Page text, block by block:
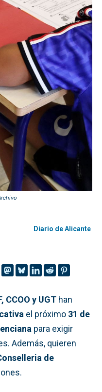
Diario de Alicante
CCOO y UGT han
el próximo 31 de
para exigir
Además, quieren
de